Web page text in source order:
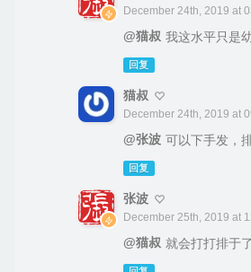
December 24th, 2019 at
@猫叔 我这水平只是
回复
猫叔
December 24th, 2019 at
@张波 可以下手发，
回复
张波
December 25th, 2019 at
@猫叔 就会打打排于